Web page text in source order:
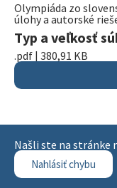
Olympiáda zo
úlohy a autorské
Typ a veľkosť
.pdf | 380,91 KB
Našli ste na stránke
Nahlásiť chybu